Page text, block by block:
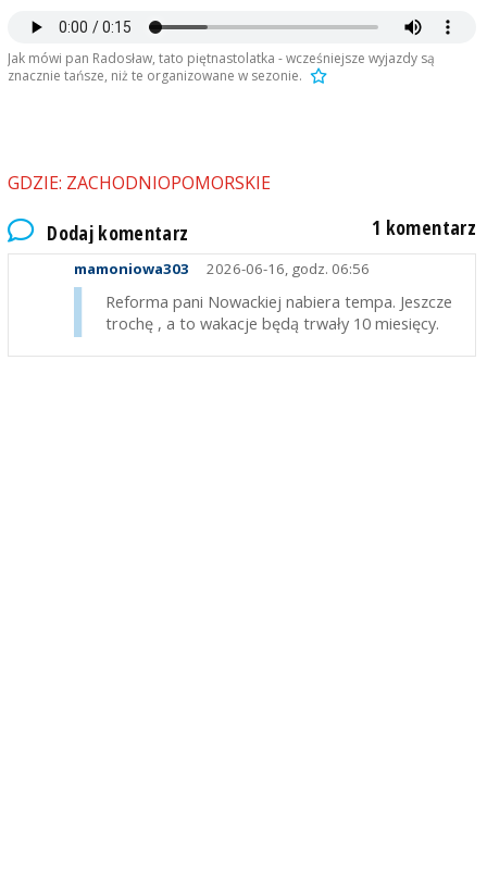
Jak mówi pan Radosław, tato piętnastolatka - wcześniejsze wyjazdy są
znacznie tańsze, niż te organizowane w sezonie.
GDZIE: ZACHODNIOPOMORSKIE
Dodaj komentarz 1 komentarz
mamoniowa303 2026-06-16, godz. 06:56
Reforma pani Nowackiej nabiera tempa. Jeszcze
trochę , a to wakacje będą trwały 10 miesięcy.